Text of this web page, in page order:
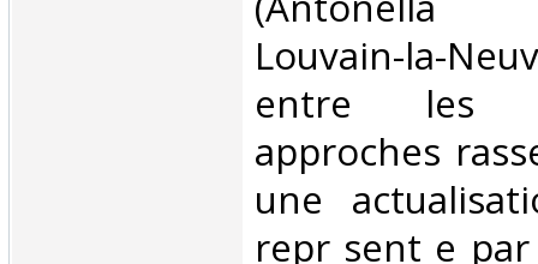
Louvain-la-
entre les
approches
une
repr sent e